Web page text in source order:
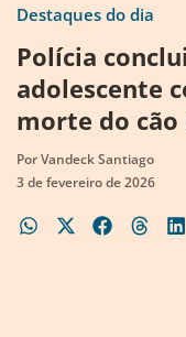
Destaques do dia
Polícia
adolescente
morte do cão
PorVandeck Santiago
3 de fevereiro de 2026